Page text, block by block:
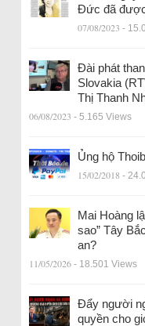
Đức đã
07/08/2023 -
Đài phát
Slovakia
Thị Thanh
06/08/2023 - 5.165 Views
Ủng hộ
15/02/2018 -
Mai Hoàng
sao” Tây
an?
11/05/2026 - 18.501 Views
Đẩy người
quyền cho